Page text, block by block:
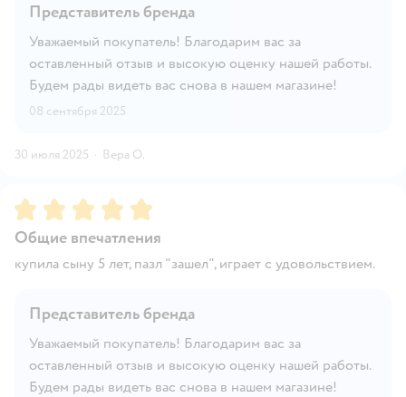
Представитель бренда
Уважаемый покупатель! Благодарим вас за
оставленный отзыв и высокую оценку нашей работы.
Будем рады видеть вас снова в нашем магазине!
08 сентября 2025
30 июля 2025 · Вера О.
Рейтинг:5
Общие впечатления
купила сыну 5 лет, пазл "зашел", играет с удовольствием.
Представитель бренда
Уважаемый покупатель! Благодарим вас за
оставленный отзыв и высокую оценку нашей работы.
Будем рады видеть вас снова в нашем магазине!